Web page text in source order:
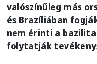
valószínűleg más
és Brazíliában
nem érinti a
folytatják